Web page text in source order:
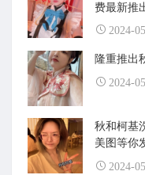
费最新推
2024-
隆重推出
2024-
秋和柯基
美图等你
2024-